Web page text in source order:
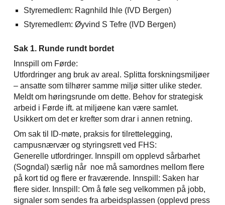
Styremedlem: Ragnhild Ihle (IVD Bergen)
Styremedlem: Øyvind S Tefre (IVD Bergen)
Sak 1. Runde rundt bordet
Innspill om Førde:
Utfordringer ang bruk av areal. Splitta forskningsmiljøer
– ansatte som tilhører samme miljø sitter ulike steder.
Meldt om høringsrunde om dette. Behov for strategisk
arbeid i Førde ift. at miljøene kan være samlet.
Usikkert om det er krefter som drar i annen retning.
Om sak til ID-møte, praksis for tilrettelegging,
campusnærvær og styringsrett ved FHS:
Generelle utfordringer. Innspill om opplevd sårbarhet
(Sogndal) særlig når noe må samordnes mellom flere
på kort tid og flere er fraværende. Innspill: Saken har
flere sider. Innspill: Om å føle seg velkommen på jobb,
signaler som sendes fra arbeidsplassen (opplevd press